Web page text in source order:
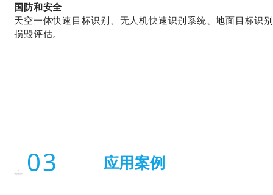
国防和安全
天空一体快速目标识别、无人机快速识别系统、地面目标识
损毁评估。
03 应用案例